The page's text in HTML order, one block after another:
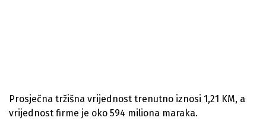
Prosječna tržišna vrijednost trenutno iznosi 1,21 KM, a
vrijednost firme je oko 594 miliona maraka.